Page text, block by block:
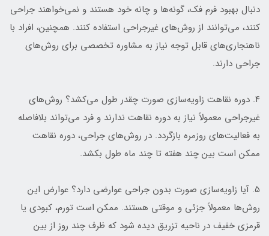
دنبال بهبود فرم فک، گونه‌ها و چانه خود هستند و نمی‌خواهند جراحی
کنند، می‌توانند از روش‌های غیرجراحی استفاده کنند. همچنین، افراد با
ناهنجاری‌های قابل توجه نیاز به مشاوره تخصصی برای روش‌های
جراحی دارند.
۴. دوره نقاهت زاویه‌سازی صورت چقدر طول می‌کشد؟ روش‌های
غیرجراحی معمولاً نیاز به دوره نقاهت ندارند و فرد می‌تواند بلافاصله
به فعالیت‌های روزمره بازگردد. در روش‌های جراحی، دوره نقاهت
ممکن است بین چند هفته تا چند ماه طول بکشد.
۵. آیا زاویه‌سازی صورت بدون جراحی عوارضی دارد؟ عوارض این
روش‌ها معمولاً جزئی و موقتی هستند. ممکن است تورم، کبودی یا
قرمزی خفیف در ناحیه تزریق دیده شود که ظرف چند روز از بین